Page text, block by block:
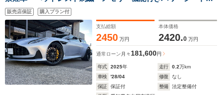
シートベンチレーター&シートヒーター バッテリーコンディ
ショナー 新車取説 保証書 スペアキー有
販売店保証 購入プラン付
支払総額
2450 万円
本体価格
2420.0 万円
通常ローン 月々 181,600円
年式 2025年 走行 0.2万km
車検
'28/04 修復
なし
保証
保証付 整備
法定整備付